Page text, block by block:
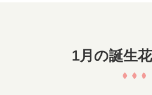
1月の誕生